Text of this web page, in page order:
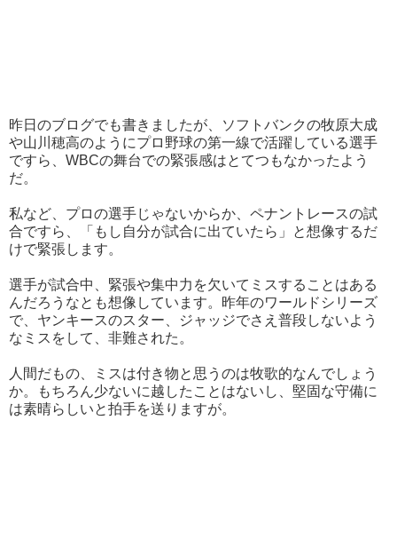
昨日のブログでも書きましたが、ソフトバンクの牧原大成
や山川穂高のようにプロ野球の第一線で活躍している選手
ですら、WBCの舞台での緊張感はとてつもなかったよう
だ。
私など、プロの選手じゃないからか、ペナントレースの試
合ですら、「もし自分が試合に出ていたら」と想像するだ
けで緊張します。
選手が試合中、緊張や集中力を欠いてミスすることはある
んだろうなとも想像しています。昨年のワールドシリーズ
で、ヤンキースのスター、ジャッジでさえ普段しないよう
なミスをして、非難された。
人間だもの、ミスは付き物と思うのは牧歌的なんでしょう
か。もちろん少ないに越したことはないし、堅固な守備に
は素晴らしいと拍手を送りますが。